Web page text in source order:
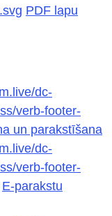
PDF lapu
dc-
verb-footer-
un parakstīšana
dc-
verb-footer-
E-parakstu